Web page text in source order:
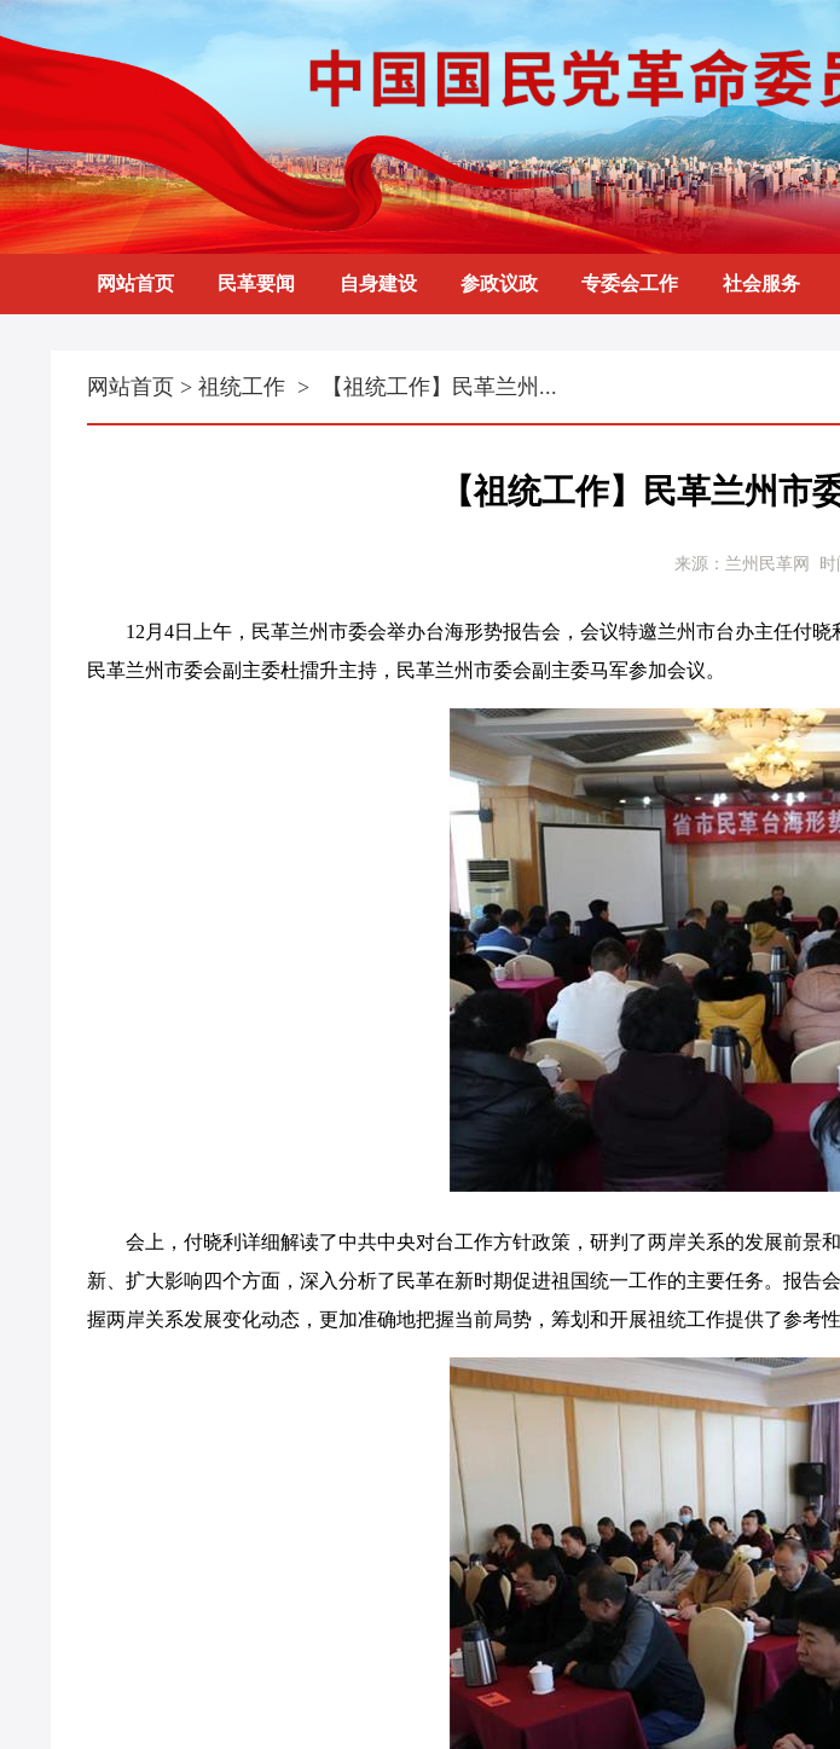
网站首页 民革要闻 自身建设 参政议政 专委会工作 社会服务
网站首页 > 祖统工作 > 【祖统工作】民革兰州...
【祖统工作】民革兰州市
来源：兰州民革网 时
12月4日上午，民革兰州市委会举办台海形势报告会，会议特邀兰州市台办主任付晓
民革兰州市委会副主委杜擂升主持，民革兰州市委会副主委马军参加会议。
会上，付晓利详细解读了中共中央对台工作方针政策，研判了两岸关系的发展前景
新、扩大影响四个方面，深入分析了民革在新时期促进祖国统一工作的主要任务。报
握两岸关系发展变化动态，更加准确地把握当前局势，筹划和开展祖统工作提供了参考性